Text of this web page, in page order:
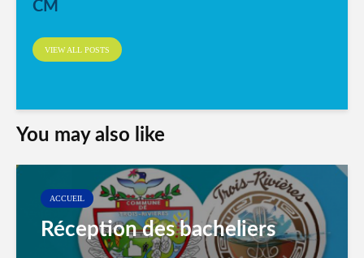
CM
VIEW ALL POSTS
You may also like
ACCUEIL
Réception des bacheliers